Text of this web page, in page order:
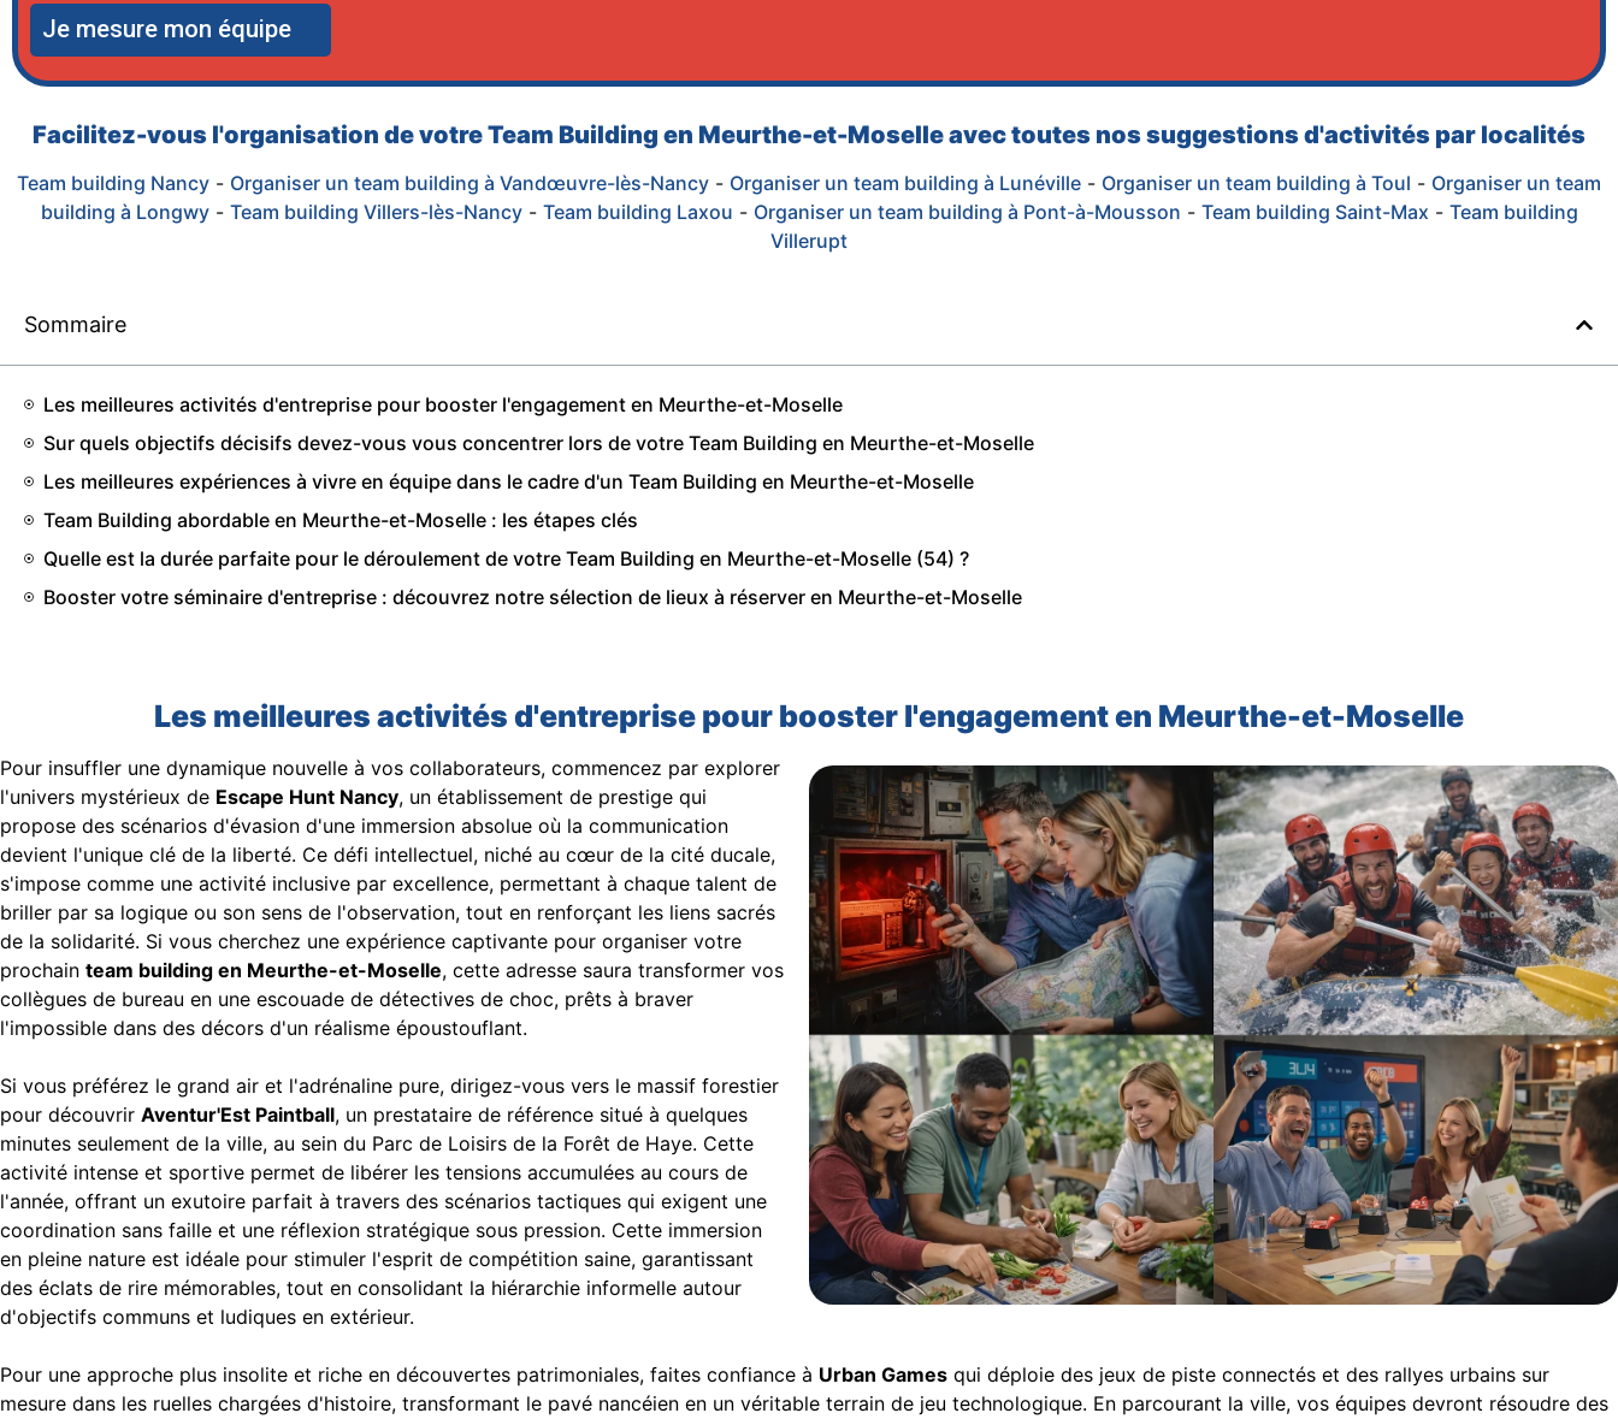
Je mesure mon équipe
Facilitez-vous l'organisation de votre Team Building en Meurthe-et-Moselle avec toutes nos suggestions d'activités par localités
Team building Nancy - Organiser un team building à Vandœuvre-lès-Nancy - Organiser un team building à Lunéville - Organiser un team building à Toul - Organiser un team
building à Longwy- Team building Villers-lès-Nancy- Team building Laxou - Organiser un team building à Pont-à-Mousson - Team building Saint-Max - Team building
Villerupt
Sommaire
Les meilleures activités d'entreprise pour booster l'engagement en Meurthe-et-Moselle
Sur quels objectifs décisifs devez-vous vous concentrer lors de votre Team Building en Meurthe-et-Moselle
Les meilleures expériences à vivre en équipe dans le cadre d'un Team Building en Meurthe-et-Moselle
Team Building abordable en Meurthe-et-Moselle : les étapes clés
Quelle est la durée parfaite pour le déroulement de votre Team Building en Meurthe-et-Moselle (54) ?
Booster votre séminaire d'entreprise : découvrez notre sélection de lieux à réserver en Meurthe-et-Moselle
Les meilleures activités d'entreprise pour booster l'engagement en Meurthe-et-Moselle
Pour insuffler une dynamique nouvelle à vos collaborateurs, commencez par explorer
l'univers mystérieux de Escape Hunt Nancy, un établissement de prestige qui
propose des scénarios d'évasion d'une immersion absolue où la communication
devient l'unique clé de la liberté. Ce défi intellectuel, niché au cœur de la cité ducale,
s'impose comme une activité inclusive par excellence, permettant à chaque talent de
briller par sa logique ou son sens de l'observation, tout en renforçant les liens sacrés
de la solidarité. Si vous cherchez une expérience captivante pour organiser votre
prochain team building en Meurthe-et-Moselle, cette adresse saura transformer vos
collègues de bureau en une escouade de détectives de choc, prêts à braver
l'impossible dans des décors d'un réalisme époustouflant.
Si vous préférez le grand air et l'adrénaline pure, dirigez-vous vers le massif forestier
pour découvrir Aventur'Est Paintball, un prestataire de référence situé à quelques
minutes seulement de la ville, au sein du Parc de Loisirs de la Forêt de Haye. Cette
activité intense et sportive permet de libérer les tensions accumulées au cours de
l'année, offrant un exutoire parfait à travers des scénarios tactiques qui exigent une
coordination sans faille et une réflexion stratégique sous pression. Cette immersion
en pleine nature est idéale pour stimuler l'esprit de compétition saine, garantissant
des éclats de rire mémorables, tout en consolidant la hiérarchie informelle autour
d'objectifs communs et ludiques en extérieur.
Pour une approche plus insolite et riche en découvertes patrimoniales, faites confiance à Urban Games qui déploie des jeux de piste connectés et des rallyes urbains sur
mesure dans les ruelles chargées d'histoire, transformant le pavé nancéien en un véritable terrain de jeu technologique. En parcourant la ville, vos équipes devront résoudre des